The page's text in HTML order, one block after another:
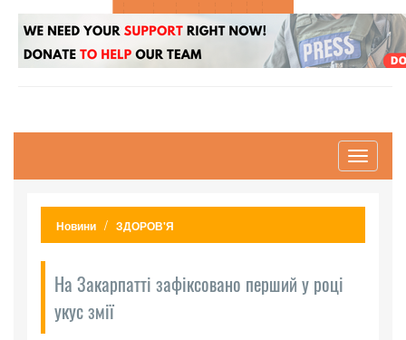
Toggle
Новини ЗДОРОВ'Я
На Закарпатті зафіксовано перший у році
укус змії